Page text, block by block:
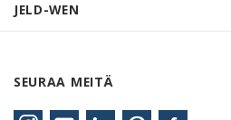
JELD-WEN
SEURAA MEITÄ